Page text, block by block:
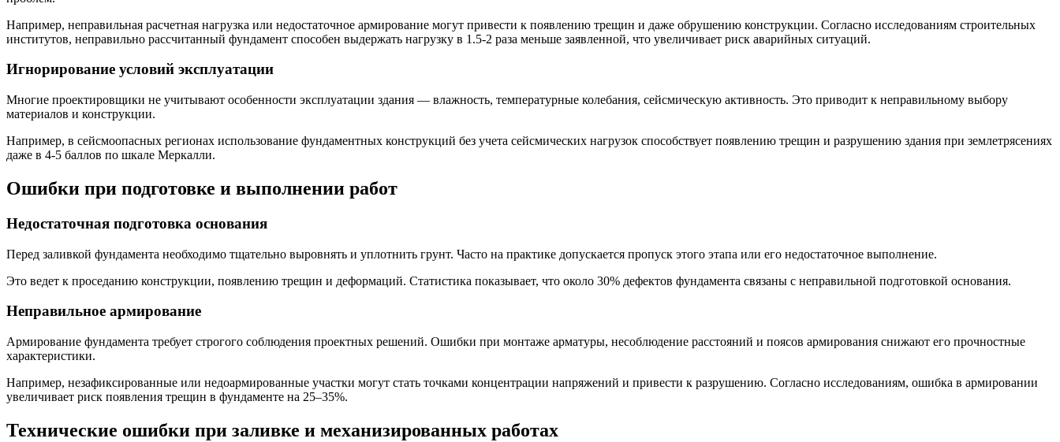
Например, неправильная расчетная нагрузка или недостаточное армирование могут привести к появлению трещин и даже обрушению конструкции. Согласно исследованиям строительных
институтов, неправильно рассчитанный фундамент способен выдержать нагрузку в 1.5-2 раза меньше заявленной, что увеличивает риск аварийных ситуаций.
Игнорирование условий эксплуатации
Многие проектировщики не учитывают особенности эксплуатации здания — влажность, температурные колебания, сейсмическую активность. Это приводит к неправильному выбору
материалов и конструкции.
Например, в сейсмоопасных регионах использование фундаментных конструкций без учета сейсмических нагрузок способствует появлению трещин и разрушению здания при землетрясениях
даже в 4-5 баллов по шкале Меркалли.
Ошибки при подготовке и выполнении работ
Недостаточная подготовка основания
Перед заливкой фундамента необходимо тщательно выровнять и уплотнить грунт. Часто на практике допускается пропуск этого этапа или его недостаточное выполнение.
Это ведет к проседанию конструкции, появлению трещин и деформаций. Статистика показывает, что около 30% дефектов фундамента связаны с неправильной подготовкой основания.
Неправильное армирование
Армирование фундамента требует строгого соблюдения проектных решений. Ошибки при монтаже арматуры, несоблюдение расстояний и поясов армирования снижают его прочностные
характеристики.
Например, незафиксированные или недоармированные участки могут стать точками концентрации напряжений и привести к разрушению. Согласно исследованиям, ошибка в армировании
увеличивает риск появления трещин в фундаменте на 25–35%.
Технические ошибки при заливке и механизированных работах